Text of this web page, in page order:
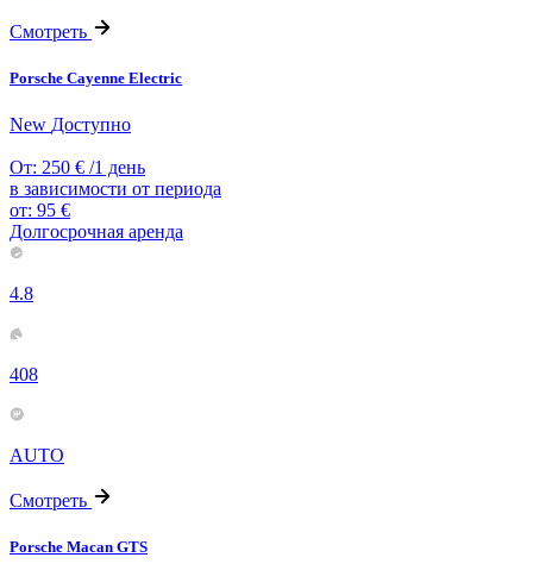
Смотреть
Porsche Cayenne Electric
New Доступно
От: 250 € /1 день
в зависимости от периода
от: 95 €
Долгосрочная аренда
4.8
408
AUTO
Смотреть
Porsche Macan GTS